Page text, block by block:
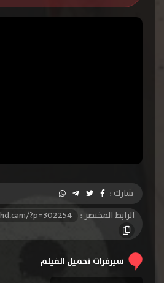
شارك :
الرابط المختصر :
?p=302254
سيرفرات تحميل الفيلم